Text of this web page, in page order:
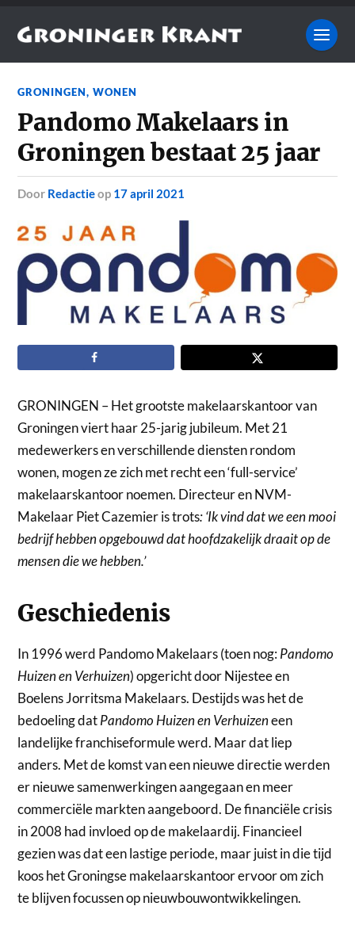
GRONINGEN,WONEN
Pandomo Makelaars in
Groningen bestaat 25 jaar
door Redactieop 17 april 2021
GRONINGEN – Het grootste makelaarskantoor van
Groningen viert haar 25-jarig jubileum. Met 21
medewerkers en verschillende diensten rondom
wonen, mogen ze zich met recht een ‘full-service’
makelaarskantoor noemen. Directeur en NVM-
Makelaar Piet Cazemier is trots: ‘Ik vind dat we een mooi
bedrijf hebben opgebouwd dat hoofdzakelijk draait op de
mensen die we hebben.’
Geschiedenis
In 1996 werd Pandomo Makelaars (toen nog:Pandomo
Huizen en Verhuizen) opgericht door Nijestee en
Boelens Jorritsma Makelaars. Destijds was het de
bedoeling datPandomo Huizen en Verhuizeneen
landelijke franchiseformule werd. Maar dat liep
anders. Met de komst van een nieuwe directie werden
er nieuwe samenwerkingen aangegaan en meer
commerciële markten aangeboord. De financiële crisis
in 2008 had invloed op de makelaardij. Financieel
gezien was dat een lastige periode, maar juist in die tijd
koos het Groningse makelaarskantoor ervoor om zich
te blijven focussen op nieuwbouwontwikkelingen.